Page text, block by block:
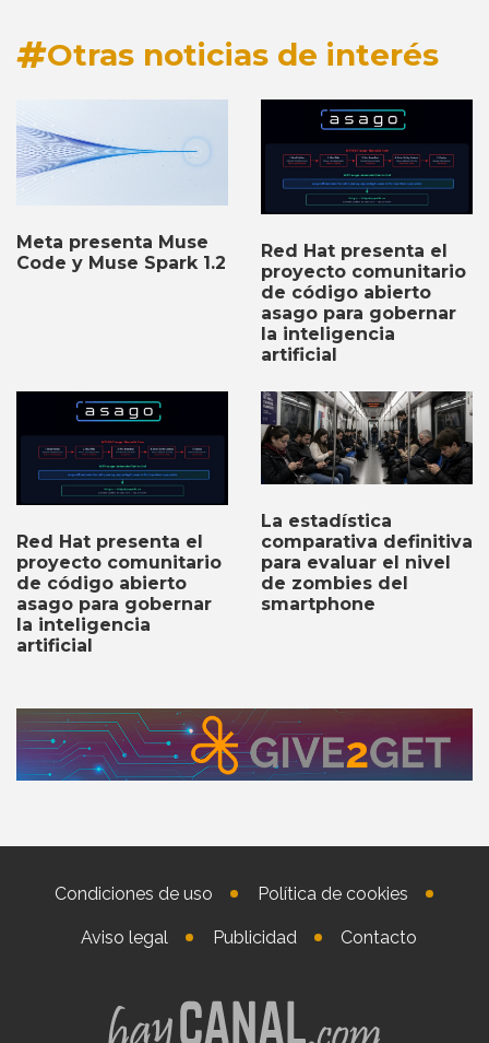
Otras noticias de interés
Meta presenta Muse
Code y Muse Spark 1.2
Red Hat presenta el
proyecto comunitario
de código abierto
asago para gobernar
la inteligencia
artificial
Red Hat presenta el
proyecto comunitario
de código abierto
asago para gobernar
la inteligencia
artificial
La estadística
comparativa definitiva
para evaluar el nivel
de zombies del
smartphone
Condiciones de uso Política de cookies
Aviso legal Publicidad Contacto